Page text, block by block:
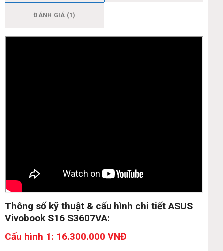
ĐÁNH GIÁ (1)
Thông số kỹ thuật & cấu hình chi tiết ASUS
Vivobook S16 S3607VA:
Cấu hình 1: 16.300.000 VNĐ